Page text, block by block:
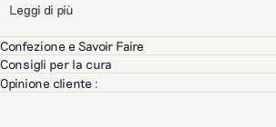
Leggi di più
Confezione e Savoir Faire
Selezioniamo con rigore ciascuno dei nostri
know-how, alla qualità dei loro prodotti e a criteri
Consigli per la cura
Si consiglia il lavaggio a secco.
Opinione cliente :